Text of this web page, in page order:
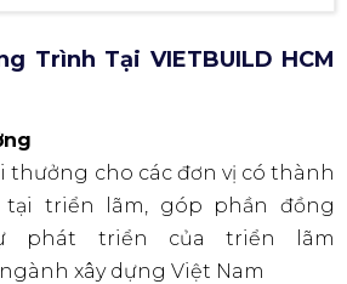
Trình Tại VIETBUILD HCM
thưởng cho các đơn vị có thành
tại triển lãm, góp phần đồng
phát triển của triển lãm
ngành xây dựng Việt Nam